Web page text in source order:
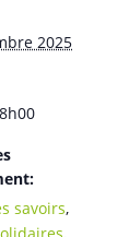
2025
savoirs,